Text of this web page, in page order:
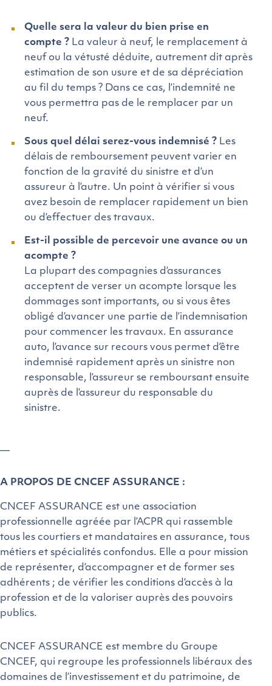
Quelle sera la valeur du bien prise en
compte ? La valeur à neuf, le remplacement à
neuf ou la vétusté déduite, autrement dit après
estimation de son usure et de sa dépréciation
au fil du temps ? Dans ce cas, l’indemnité ne
vous permettra pas de le remplacer par un
neuf.
Sous quel délai serez-vous indemnisé ? Les
délais de remboursement peuvent varier en
fonction de la gravité du sinistre et d’un
assureur à l’autre. Un point à vérifier si vous
avez besoin de remplacer rapidement un bien
ou d’effectuer des travaux.
Est-il possible de percevoir une avance ou un
acompte ?
La plupart des compagnies d’assurances
acceptent de verser un acompte lorsque les
dommages sont importants, ou si vous êtes
obligé d’avancer une partie de l’indemnisation
pour commencer les travaux. En assurance
auto, l’avance sur recours vous permet d’être
indemnisé rapidement après un sinistre non
responsable, l’assureur se remboursant ensuite
auprès de l’assureur du responsable du
sinistre.
—
A PROPOS DE CNCEF ASSURANCE :
CNCEF ASSURANCE est une association
professionnelle agréée par l’ACPR qui rassemble
tous les courtiers et mandataires en assurance, tous
métiers et spécialités confondus. Elle a pour mission
de représenter, d’accompagner et de former ses
adhérents ; de vérifier les conditions d’accès à la
profession et de la valoriser auprès des pouvoirs
publics.
CNCEF ASSURANCE est membre du Groupe
CNCEF, qui regroupe les professionnels libéraux des
domaines de l’investissement et du patrimoine, de